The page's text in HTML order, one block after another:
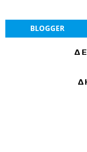
BLOGGER